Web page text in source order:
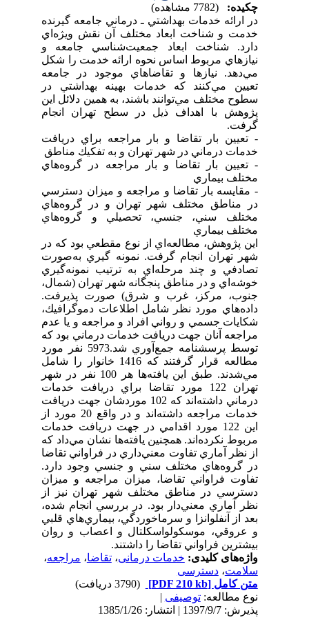
چکیده:
در ارائه خدمات بهداشتي ـ درماني جامعه گيرنده
خدمت و شناخت ابعاد مختلف آن نقش ويژه‌اي
دارد. شناخت ابعاد جمعيت‌شناسي جامعه و
نيازهاي مربوط اساس نحوه ارائه خدمت را شكل
مي‌دهد. نيازها و تقاضاهاي موجود در جامعه
تعيين مي‌كنند كه خدمات بهينه بهداشتي در
سطوح مختلف مي‌توانند باشند، به همين دلائل اين
پژوهش با اهداف ذيل در سطح تهران انجام
گرفت.
- تعيين بار تقاضا و بار مراجعه براي دريافت
خدمات درماني در شهر تهران و به تفكيك مناطق
- تعيين بار تقاضا و بار مراجعه در گروه‌هاي
مختلف بيماري
- مقايسه بار تقاضا و مراجعه و ميزان دسترسي
در مناطق مختلف شهر تهران و در گروه‌هاي
مختلف سني، جنسي، تحصيلي و گروه‌هاي
مختلف بيماري
اين پژوهش، مطالعه‌اي از نوع مقطعي بود كه در
شهر تهران انجام گرفت. نمونه گيري به‌صورت
تصادفي و چند مرحله‌اي به ترتيب نمونه‌گيري
خوشه‌اي و در مناطق پنجگانه شهر تهران (شمال،
جنوب، مركز، غرب و شرق) صورت پذيرفت.
داده‌هاي مورد نظر شامل اطلاعات دموگرافيك،
شكايات جسمي و رواني افراد و مراجعه و يا عدم
مراجعه آنان جهت دريافت خدمات درماني بود كه
توسط پرسشنامه جمع‌آوري شد.5973 نفر مورد
مطالعه قرار گرفتند كه 1416 خانوار را شامل
مي‌شدند. طبق اين يافته‌ها هر 100 نفر در شهر
تهران 122 مورد تقاضا براي دريافت خدمات
درماني داشته‌اند كه 102 موردشان جهت دريافت
خدمات مراجعه داشته‌اند و در واقع 20 مورد از
اين 122 مورد اقدامي در جهت دريافت خدمات
مربوط نكرده‌اند. همچنين يافته‌ها نشان مي‌داد كه
از نظر آماري تفاوت معني‌داري در فراواني تقاضا
در گروه‌هاي مختلف سني و جنسي وجود دارد.
تفاوت فراواني تقاضا، ميزان مراجعه و ميزان
دسترسي در مناطق مختلف شهر تهران نيز از
نظر آماري معني‌دار بود. در بررسي انجام شده،
بعد از آنفلوانزا و سرماخوردگي، بيماري‌هاي قلبي
و عروقي، موسكولواسكلتال و اعصاب و روان
بيشترين فراواني تقاضا را داشتند.
واژه‌های کلیدی:خدمات درمانی،تقاضا،مراجعه،
سلامت،دسترسی
متن کامل[PDF 210 kb]
نوع مطالعه:توصیفی|
پذیرش: 1397/9/7 | انتشار: 1385/1/26